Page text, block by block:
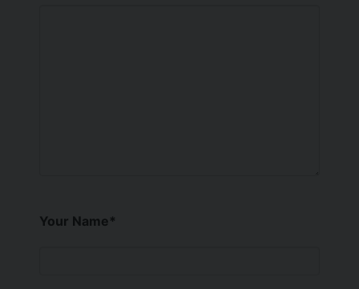
Your Name*